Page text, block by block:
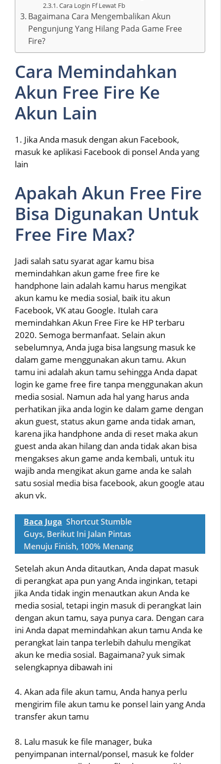
Cara Login Ff Lewat Fb
Bagaimana Cara Mengembalikan Akun
Pengunjung Yang Hilang Pada Game Free
Fire?
Cara Memindahkan
Akun Free Fire Ke
Akun Lain
1. Jika Anda masuk dengan akun Facebook,
masuk ke aplikasi Facebook di ponsel Anda yang
lain
Apakah Akun Free Fire
Bisa Digunakan Untuk
Free Fire Max?
Jadi salah satu syarat agar kamu bisa
memindahkan akun game free fire ke
handphone lain adalah kamu harus mengikat
akun kamu ke media sosial, baik itu akun
Facebook, VK atau Google. Itulah cara
memindahkan Akun Free Fire ke HP terbaru
2020. Semoga bermanfaat. Selain akun
sebelumnya, Anda juga bisa langsung masuk ke
dalam game menggunakan akun tamu. Akun
tamu ini adalah akun tamu sehingga Anda dapat
login ke game free fire tanpa menggunakan akun
media sosial. Namun ada hal yang harus anda
perhatikan jika anda login ke dalam game dengan
akun guest, status akun game anda tidak aman,
karena jika handphone anda di reset maka akun
guest anda akan hilang dan anda tidak akan bisa
mengakses akun game anda kembali, untuk itu
wajib anda mengikat akun game anda ke salah
satu sosial media bisa facebook, akun google atau
akun vk.
Baca Juga Shortcut Stumble
Guys, Berikut Ini Jalan Pintas
Menuju Finish, 100% Menang
Setelah akun Anda ditautkan, Anda dapat masuk
di perangkat apa pun yang Anda inginkan, tetapi
jika Anda tidak ingin menautkan akun Anda ke
media sosial, tetapi ingin masuk di perangkat lain
dengan akun tamu, saya punya cara. Dengan cara
ini Anda dapat memindahkan akun tamu Anda ke
perangkat lain tanpa terlebih dahulu mengikat
akun ke media sosial. Bagaimana? yuk simak
selengkapnya dibawah ini
4. Akan ada file akun tamu, Anda hanya perlu
mengirim file akun tamu ke ponsel lain yang Anda
transfer akun tamu
8. Lalu masuk ke file manager, buka
penyimpanan internal/ponsel, masuk ke folder